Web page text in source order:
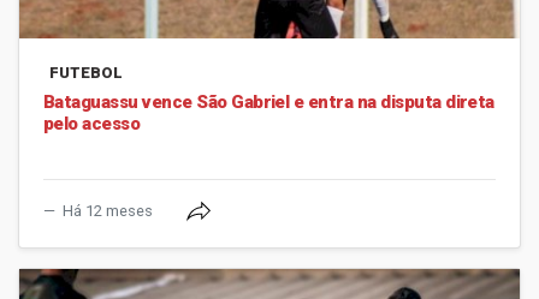
FUTEBOL
Bataguassu vence São Gabriel e entra na disputa direta
pelo acesso
Há 12 meses